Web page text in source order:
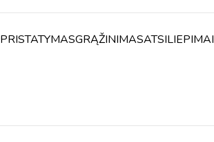
PRISTATYMASGRĄŽINIMASATSILIEPIMAI